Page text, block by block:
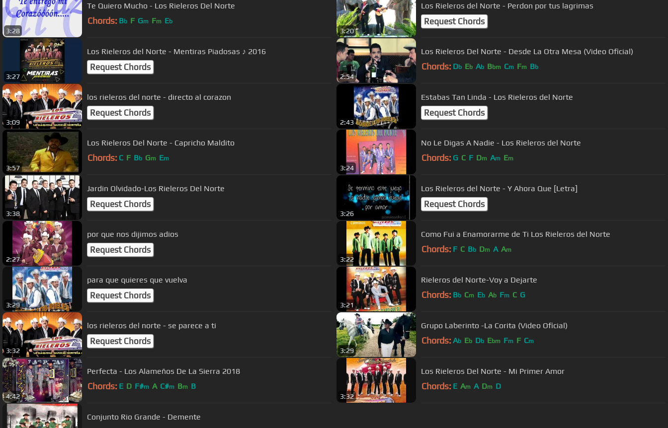
3:28
Te Quiero Mucho - Los Rieleros Del Norte
Chords: Bb F Gm Fm Eb
3:20
Los Rieleros del Norte - Perdon por tus lagrimas
Request Chords
3:27
Los Rieleros del Norte - Mentiras Piadosas ♪ 2016
Request Chords
2:54
Los Rieleros Del Norte - Desde La Otra Mesa (Video Oficial)
Chords: Db Eb Ab Bbm Cm Fm Bb
3:09
los rieleros del norte - directo al corazon
Request Chords
2:43
Estabas Tan Linda - Los Rieleros del Norte
Request Chords
3:57
Los Rieleros Del Norte - Capricho Maldito
Chords: C F Bb Gm Em
3:24
No Le Digas A Nadie - Los Rieleros del Norte
Chords: G C F Dm Am Em
3:38
Jardin Olvidado-Los Rieleros Del Norte
Request Chords
3:26
Los Rieleros del Norte - Y Ahora Que [Letra]
Request Chords
2:27
por que nos dijimos adios
Request Chords
3:22
Como Fui a Enamorarme de Ti Los Rieleros del Norte
Chords: F C Bb Dm A Am
3:29
para que quieres que vuelva
Request Chords
3:21
Rieleros del Norte-Voy a Dejarte
Chords: Bb Cm Eb Ab Fm C G
3:32
los rieleros del norte - se parece a ti
Request Chords
3:29
Grupo Laberinto -La Corita (Video Oficial)
Chords: Ab Eb Db Ebm Fm F Cm
4:42
Perfecta - Los Alameños De La Sierra 2018
Chords: E D F#m A C#m Bm B
3:32
Los Rieleros Del Norte - Mi Primer Amor
Chords: E Am A Dm D
Conjunto Rio Grande - Demente